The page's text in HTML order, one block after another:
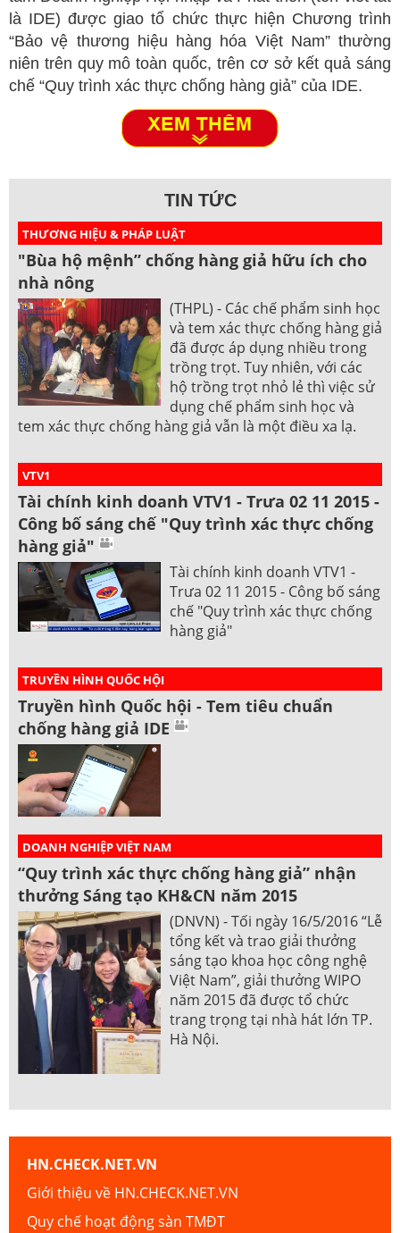
là IDE) được giao tổ chức thực hiện Chương trình
“Bảo vệ thương hiệu hàng hóa Việt Nam” thường
niên trên quy mô toàn quốc, trên cơ sở kết quả sáng
chế “Quy trình xác thực chống hàng giả” của IDE.
TIN TỨC
THƯƠNG HIỆU & PHÁP LUẬT
"Bùa hộ mệnh” chống hàng giả hữu ích cho
nhà nông
(THPL) - Các chế phẩm sinh học
và tem xác thực chống hàng giả
đã được áp dụng nhiều trong
trồng trọt. Tuy nhiên, với các
hộ trồng trọt nhỏ lẻ thì việc sử
dụng chế phẩm sinh học và
tem xác thực chống hàng giả vẫn là một điều xa lạ.
VTV1
Tài chính kinh doanh VTV1 - Trưa 02 11 2015 -
Công bố sáng chế "Quy trình xác thực chống
hàng giả"
Tài chính kinh doanh VTV1 -
Trưa 02 11 2015 - Công bố sáng
chế "Quy trình xác thực chống
hàng giả"
TRUYỀN HÌNH QUỐC HỘI
Truyền hình Quốc hội - Tem tiêu chuẩn
chống hàng giả IDE
DOANH NGHIỆP VIỆT NAM
“Quy trình xác thực chống hàng giả” nhận
thưởng Sáng tạo KH&CN năm 2015
(DNVN) - Tối ngày 16/5/2016 “Lễ
tổng kết và trao giải thưởng
sáng tạo khoa học công nghệ
Việt Nam”, giải thưởng WIPO
năm 2015 đã được tổ chức
trang trọng tại nhà hát lớn TP.
Hà Nội.
HN.CHECK.NET.VN
Giới thiệu về HN.CHECK.NET.VN
Quy chế hoạt động sàn TMĐT